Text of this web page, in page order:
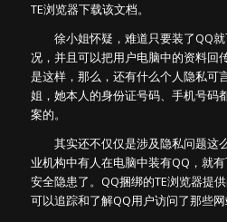
TE浏览器下载该文档。
徐小姐怀疑，难道只要装了QQ就
况，并且可以把用户电脑中的资料回
是这样，那么，还有什么个人隐私可
姐，她本人的身份证号码、手机号码
案的。
其实还不仅仅是涉及隐私问题这
业机构中有人在电脑中装有QQ，就
安全隐患了。QQ捆绑的TE浏览器提
可以追踪和了解QQ用户访问了那些网